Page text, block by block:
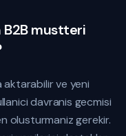
mustteri
aktarabilir ve yeni
davranis gecmisi
olusturmaniz gerekir.